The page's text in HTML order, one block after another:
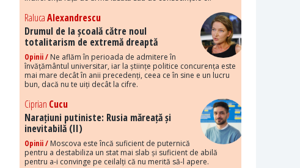
RalucaAlexandrescu
Drumul de la școală către noul
totalitarism de extremă dreaptă
Opinii / Ne aflăm în perioada de admitere în
învățământul universitar, iar la științe politice concurența este
mai mare decât în anii precedenți, ceea ce în sine e un lucru
bun, dacă nu te uiți decât la cifre.
Ciprian Cucu
Narațiuni putiniste: Rusia măreață și
inevitabilă (II)
Opinii / Moscova este încă suficient de puternică
pentru a destabiliza un stat mai slab și suficient de abilă
pentru a-i convinge pe ceilalți că nu merită să-l apere.